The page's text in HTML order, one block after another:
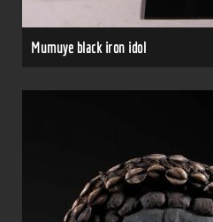
Mumuye black iron idol